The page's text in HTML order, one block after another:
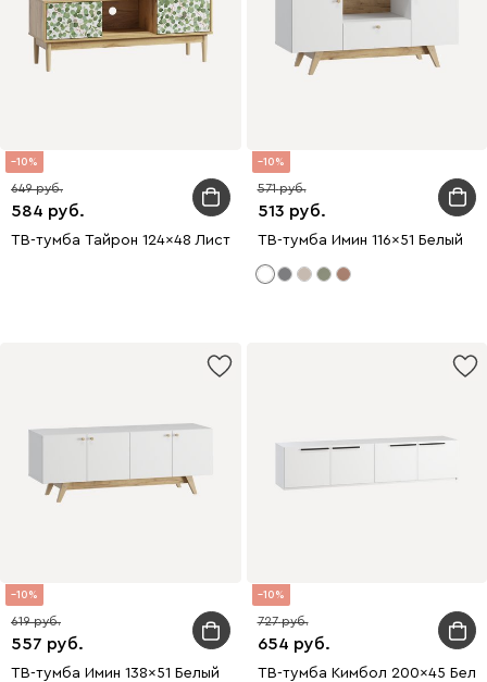
10
584
649
ТВ-тумба Тайрон 124x48 Листва
10
513
571
ТВ-тумба Имин 116x51 Белый
10
557
619
ТВ-тумба Имин 138x51 Белый
10
654
727
ТВ-тумба Кимбол 200x45